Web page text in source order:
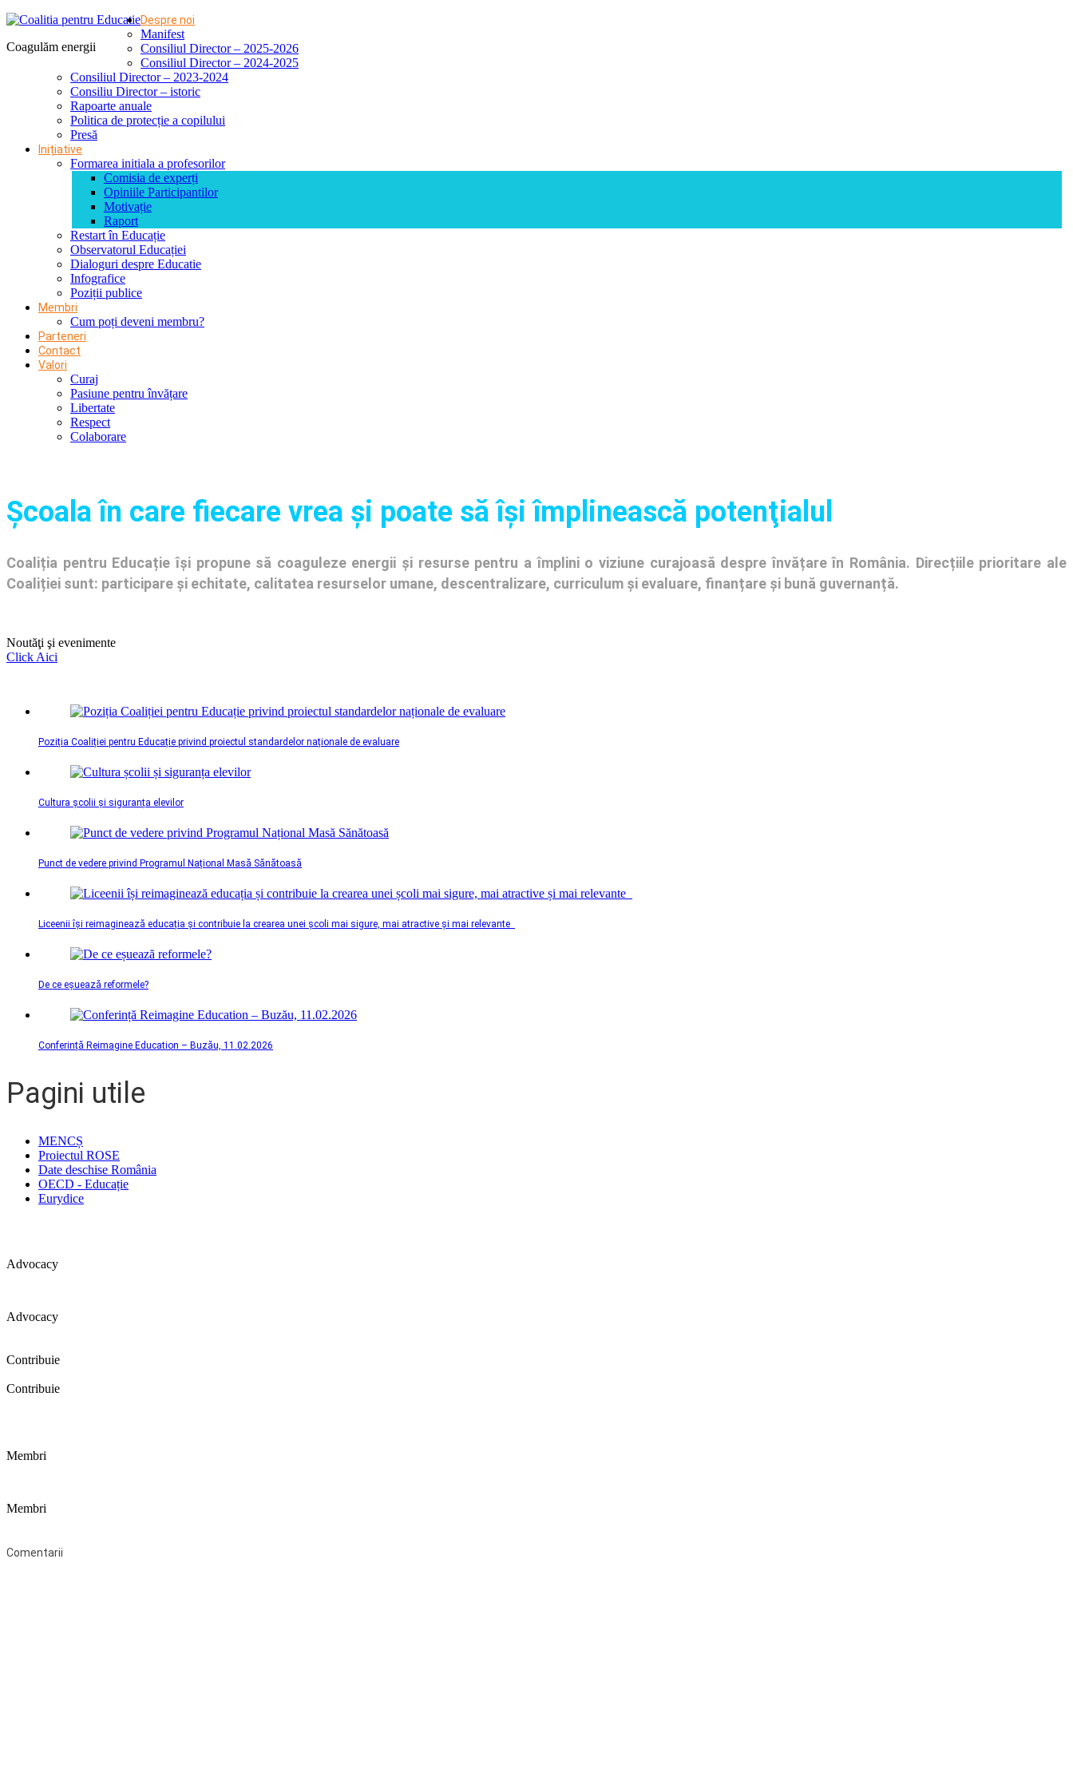
Coagulăm energii
Despre noi
Manifest
Consiliul Director – 2025-2026
Consiliul Director – 2024-2025
Consiliul Director – 2023-2024
Consiliu Director – istoric
Rapoarte anuale
Politica de protecție a copilului
Presă
Inițiative
Formarea initiala a profesorilor
Comisia de experți
Opiniile Participantilor
Motivație
Raport
Restart în Educație
Observatorul Educației
Dialoguri despre Educatie
Infografice
Poziții publice
Membri
Cum poți deveni membru?
Parteneri
Contact
Valori
Curaj
Pasiune pentru învățare
Libertate
Respect
Colaborare
Şcoala în care fiecare vrea și poate să își împlinească potenţialul
Coaliția pentru Educație își propune să coaguleze energii și resurse pentru a împlini o viziune curajoasă despre învățare în România. Direcțiile prioritare ale
Coaliției sunt: participare și echitate, calitatea resurselor umane, descentralizare, curriculum și evaluare, finanțare și bună guvernanță.
Noutăţi şi evenimente
Click Aici
Poziția Coaliției pentru Educație privind proiectul standardelor naționale de evaluare
Cultura școlii și siguranța elevilor
Punct de vedere privind Programul Național Masă Sănătoasă
Liceenii își reimaginează educația și contribuie la crearea unei școli mai sigure, mai atractive și mai relevante
De ce eșuează reformele?
Conferință Reimagine Education – Buzău, 11.02.2026
Pagini utile
MENCȘ
Proiectul ROSE
Date deschise România
OECD - Educație
Eurydice
Advocacy
Advocacy
Contribuie
Contribuie
Membri
Membri
Comentarii